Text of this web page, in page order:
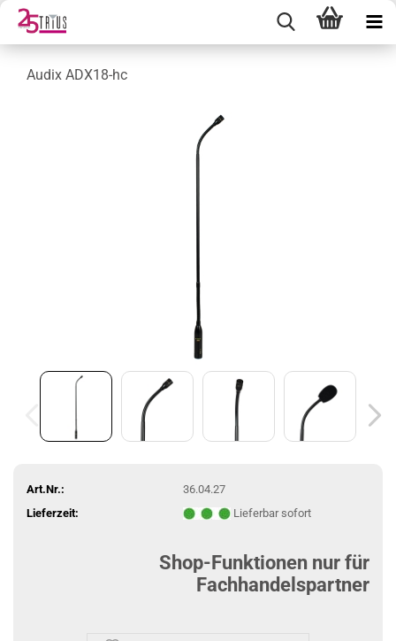
Audix ADX18-hc
Art.Nr.:
36.04.27
Lieferzeit:
Lieferbar sofort
Shop-Funktionen nur für
Fachhandelspartner